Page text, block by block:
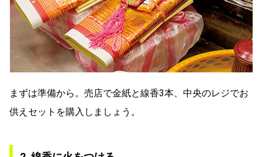
まずは準備から。売店で金紙と線香3本、中央のレジでお
供えセットを購入しましょう。